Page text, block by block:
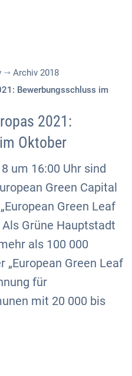
Archiv 2018
Bewerbungsschluss im
2021:
Oktober
um 16:00 Uhr sind
Green Capital
Green Leaf
Grüne Hauptstadt
als 100 000
„European Green Leaf
für
mit 20 000 bis